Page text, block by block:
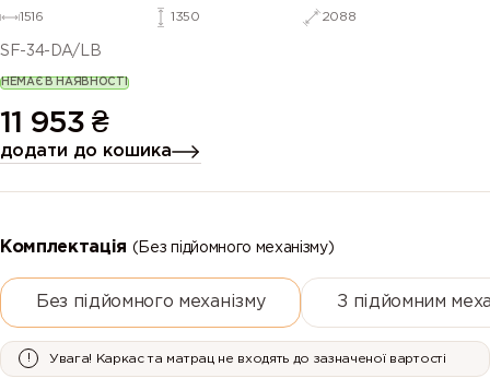
1516 1350 2088
SF-34-DA/LB
НЕМАЄ В НАЯВНОСТІ
11 953 ₴
додати до кошика
Комплектація (Без підйомного механізму)
Без підйомного механізму З підйомним
Увага! Каркас та матрац не входять до зазначеної вартості